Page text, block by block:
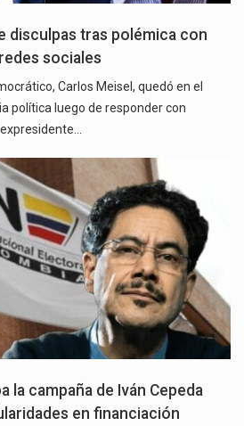
disculpas tras polémica con
sociales
Carlos Meisel, quedó en el
política luego de responder con
la campaña de Iván Cepeda
en financiación